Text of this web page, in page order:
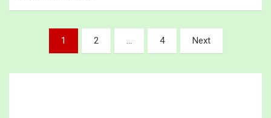
Пагинација
чланака
1 2 … 4 Next